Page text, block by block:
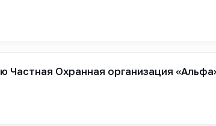
Частная Охранная организация